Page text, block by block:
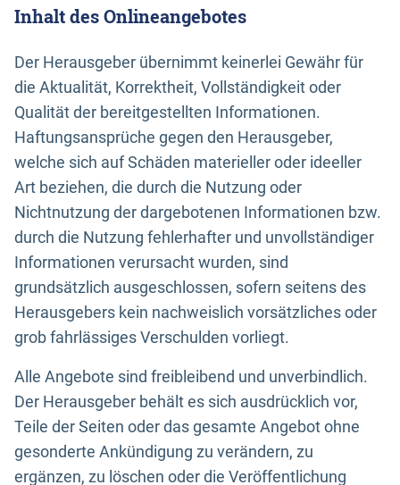
Inhalt des Onlineangebotes
Der Herausgeber übernimmt keinerlei Gewähr für
die Aktualität, Korrektheit, Vollständigkeit oder
Qualität der bereitgestellten Informationen.
Haftungsansprüche gegen den Herausgeber,
welche sich auf Schäden materieller oder ideeller
Art beziehen, die durch die Nutzung oder
Nichtnutzung der dargebotenen Informationen bzw.
durch die Nutzung fehlerhafter und unvollständiger
Informationen verursacht wurden, sind
grundsätzlich ausgeschlossen, sofern seitens des
Herausgebers kein nachweislich vorsätzliches oder
grob fahrlässiges Verschulden vorliegt.
Alle Angebote sind freibleibend und unverbindlich.
Der Herausgeber behält es sich ausdrücklich vor,
Teile der Seiten oder das gesamte Angebot ohne
gesonderte Ankündigung zu verändern, zu
ergänzen, zu löschen oder die Veröffentlichung